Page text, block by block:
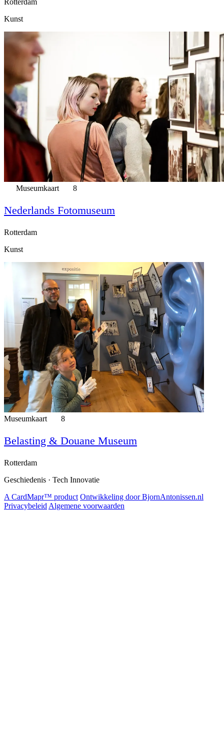
Kunst
Museumkaart 8
Nederlands Fotomuseum
Rotterdam
Kunst
Museumkaart 8
Belasting & Douane Museum
Rotterdam
Geschiedenis · Tech Innovatie
A CardMapr™ product Ontwikkeling door BjornAntonissen.nl
Privacybeleid Algemene voorwaarden